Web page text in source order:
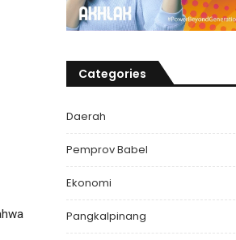
Categories
Daerah
Pemprov Babel
Ekonomi
Pangkalpinang